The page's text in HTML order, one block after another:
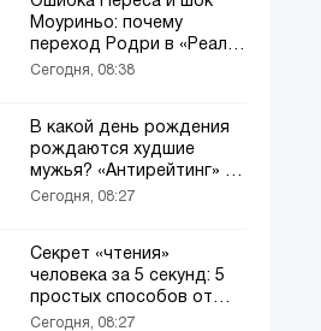
Моуриньо: почему
переход Родри в «Реал»
сорвался?
Сегодня, 08:38
В какой день рождения
рождаются худшие
мужья? «Антирейтинг» от
психологов!
Сегодня, 08:27
Секрет «чтения»
человека за 5 секунд: 5
простых способов от
психологов
Сегодня, 08:27